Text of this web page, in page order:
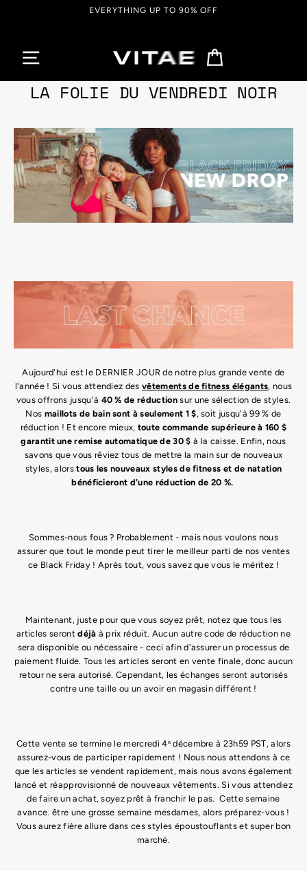
EVERYTHING UP TO 90% OFF
LA FOLIE DU VENDREDI NOIR
Aujourd'hui est le DERNIER JOUR de notre plus grande vente de
l'année ! Si vous attendiez desvêtements de fitness élégants, nous
vous offrons jusqu'à 40 % de réductionsur une sélection de styles.
Nos maillots de bain sont à seulement 1 $, soit jusqu'à 99 % de
réduction ! Et encore mieux, toute commande supérieure à 160 $
garantit une remise automatique de 30 $ à la caisse. Enfin, nous
savons que vous rêviez tous de mettre la main sur de nouveaux
styles, alorstous les nouveaux styles de fitness et de natation
bénéficieront d'une réduction de 20 %.
Sommes-nous fous ? Probablement - mais nous voulons nous
assurer que tout le monde peut tirer le meilleur parti de nos ventes
ce Black Friday ! Après tout, vous savez que vous le méritez !
Maintenant, juste pour que vous soyez prêt, notez que tous les
articles serontdéjà à prix réduit. Aucun autre code de réduction ne
sera disponible ou nécessaire - ceci afin d'assurer un processus de
paiement fluide. Tous les articles seront en vente finale, donc aucun
retour ne sera autorisé. Cependant, les échanges seront autorisés
contre une taille ou un avoir en magasin différent !
Cette vente se termine le mercredi 4edécembre à 23h59 PST, alors
assurez-vous de participer rapidement ! Nous nous attendons à ce
que les articles se vendent rapidement, mais nous avons également
lancé et réapprovisionné de nouveaux vêtements. Si vous attendiez
de faire un achat, soyez prêt à franchir le pas. Cette semaine
avance. être une grosse semaine mesdames, alors préparez-vous !
Vous aurez fière allure dans ces styles époustouflants et super bon
marché.